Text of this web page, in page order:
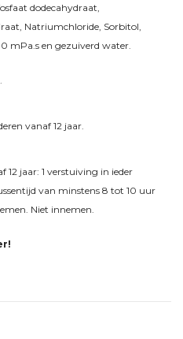
dodecahydraat,
Natriumchloride, Sorbitol,
mPa.s en gezuiverd water.
vanaf 12 jaar.
12 jaar: 1 verstuiving in ieder
van minstens 8 tot 10 uur
Niet innemen.